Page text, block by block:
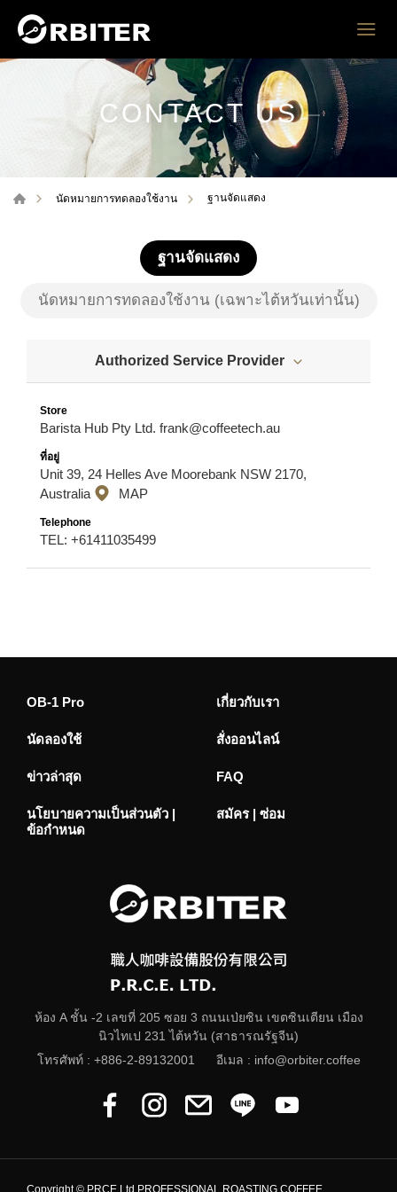
CONTACT US
นัดหมายการทดลองใช้งาน ฐานจัดแสดง
ฐานจัดแสดง
นัดหมายการทดลองใช้งาน (เฉพาะไต้หวันเท่านั้น)
Authorized Service Provider
Barista Hub Pty Ltd. frank@coffeetech.au
Unit 39, 24 Helles Ave Moorebank NSW 2170,
Australia
MAP
TEL: +61411035499
OB-1 Pro เกี่ยวกับเรา
นัดลองใช้ สั่งออนไลน์
ข่าวล่าสุด FAQ
นโยบายความเป็นส่วนตัว |
ข้อกำหนด
สมัคร | ซ่อม
ห้อง A ชั้น -2 เลขที่ 205 ซอย 3 ถนนเป่ยซิน เขตซินเตียน เมือง
นิวไทเป 231 ไต้หวัน (สาธารณรัฐจีน)
โทรศัพท์ : +886-2-89132001 อีเมล : info@orbiter.coffee
Copyright © PRCE Ltd,PROFESSIONAL ROASTING COFFEE